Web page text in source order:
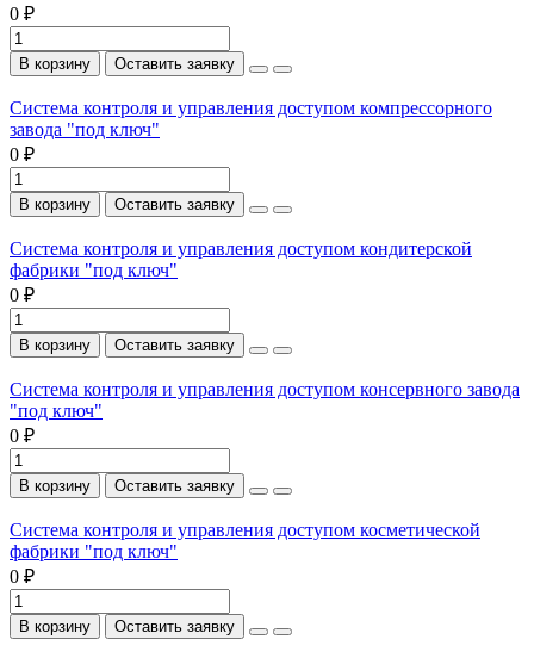
0 ₽
В корзину Оставить заявку
Система контроля и управления доступом компрессорного
завода "под ключ"
0 ₽
В корзину Оставить заявку
Система контроля и управления доступом кондитерской
фабрики "под ключ"
0 ₽
В корзину Оставить заявку
Система контроля и управления доступом консервного завода
"под ключ"
0 ₽
В корзину Оставить заявку
Система контроля и управления доступом косметической
фабрики "под ключ"
0 ₽
В корзину Оставить заявку